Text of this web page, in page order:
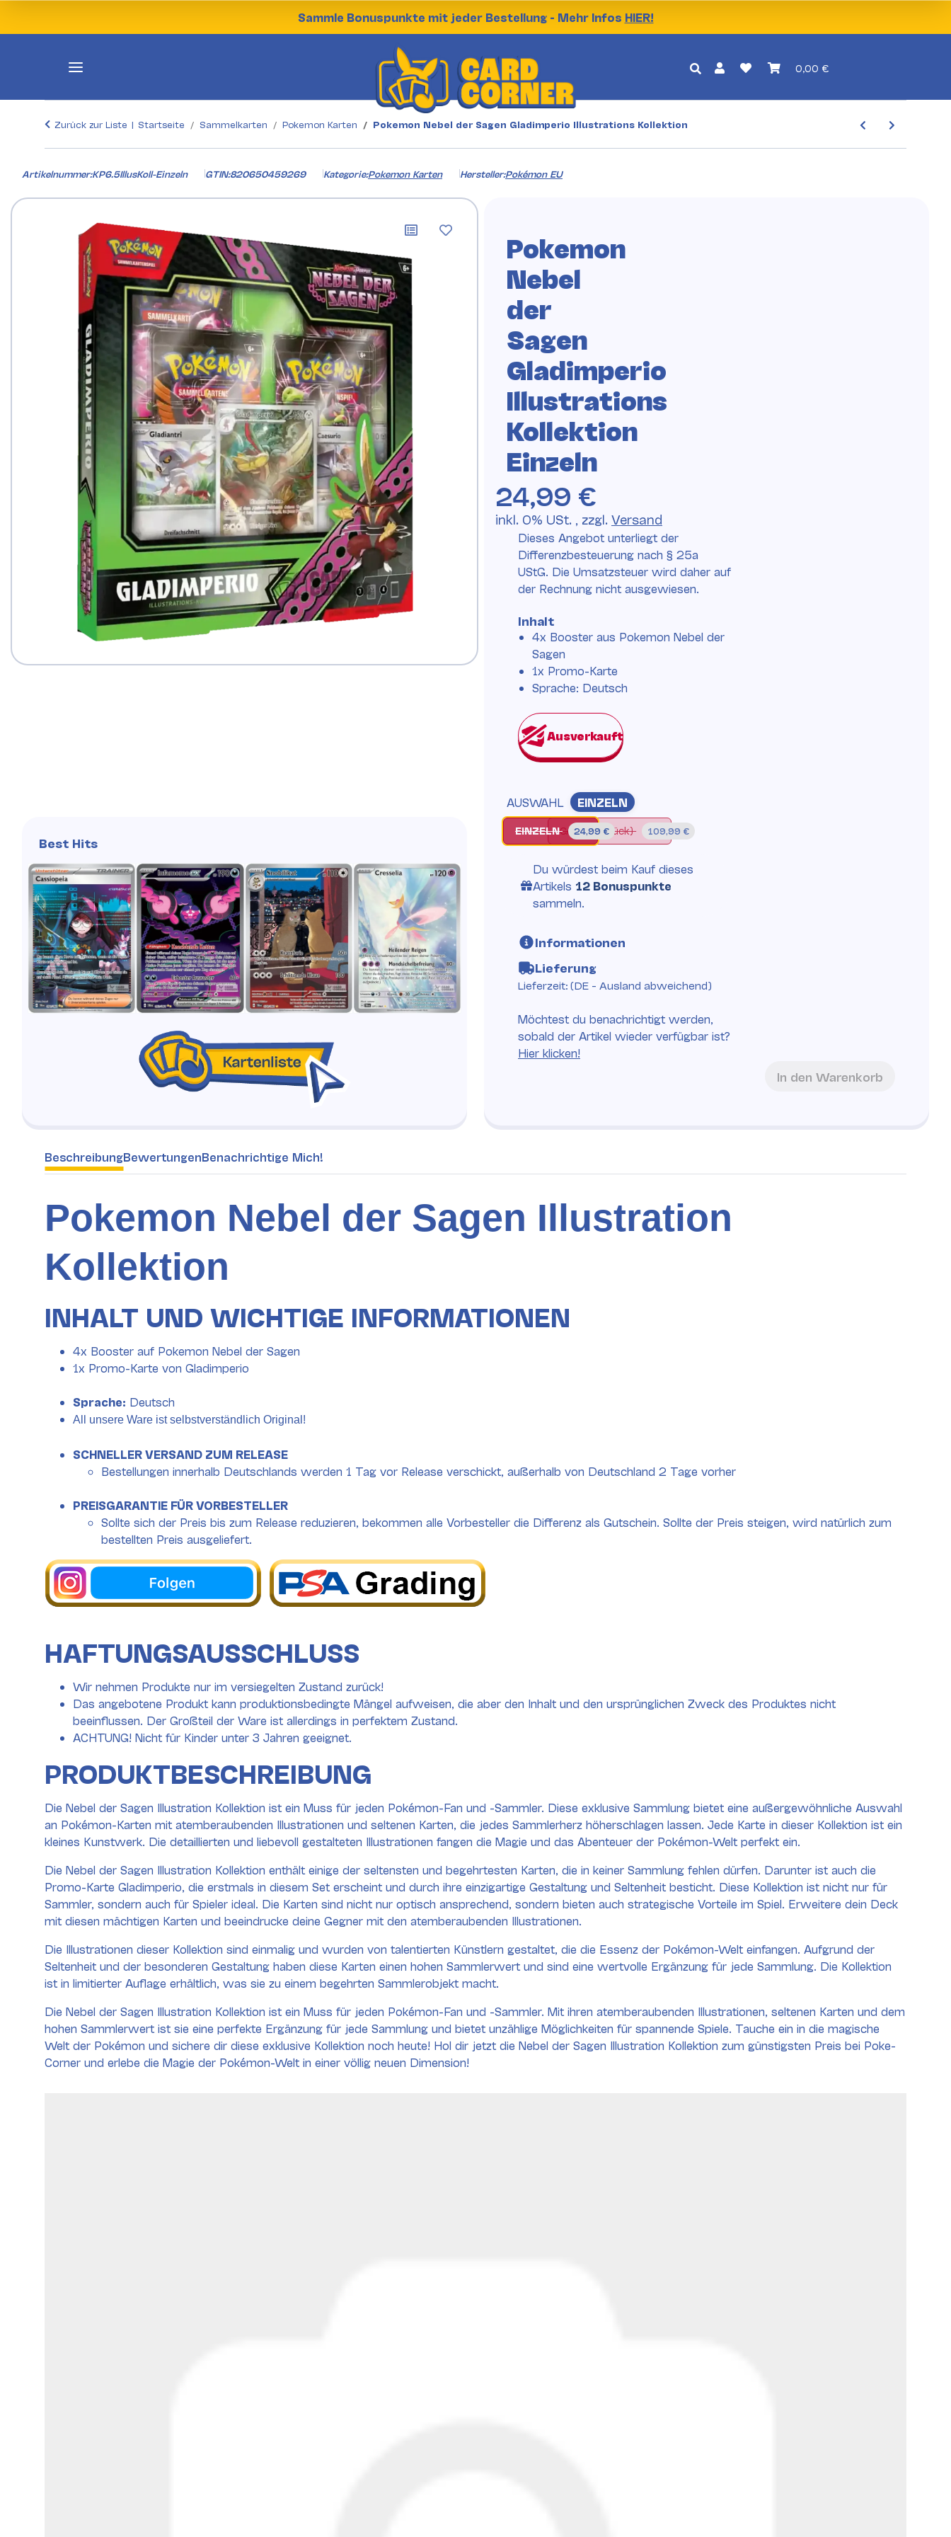
Sammle Bonuspunkte mit jeder Bestellung - Mehr Infos HIER!
0,00 €
Zurück zur Liste Startseite Sammelkarten Pokemon Karten Pokemon Nebel der Sagen Gladimperio Illustrations Kollektion
Artikelnummer:KP6.5IllusKoll-Einzeln GTIN:820650459269 Kategorie:Pokemon Karten Hersteller:Pokémon EU
Best Hits
Pokemon
Nebel
der
Sagen
Gladimperio
Illustrations
Kollektion
Einzeln
24,99 €
inkl. 0% USt. , zzgl. Versand
Inhalt
4x Booster aus Pokemon Nebel der
Sagen
1x Promo-Karte
Sprache: Deutsch
Möchtest du benachrichtigt werden,
sobald der Artikel wieder verfügbar ist?
Hier klicken!
In den Warenkorb
Informationen
Lieferung
Lieferzeit: (DE - Ausland abweichend)
AUSWAHL EINZELN
EINZELNEINZELN
24,99 €
CASE (6 Stück)CASE (6 Stück)
109,99 €
Du würdest beim Kauf dieses
Artikels 12 Bonuspunkte
sammeln.
Dieses Angebot unterliegt der
Differenzbesteuerung nach § 25a
UStG. Die Umsatzsteuer wird daher auf
der Rechnung nicht ausgewiesen.
weitere Registerkarten anzeigen
BeschreibungBewertungenBenachrichtige Mich!
Pokemon Nebel der Sagen Illustration
Kollektion
INHALT UND WICHTIGE INFORMATIONEN
4x Booster auf Pokemon Nebel der Sagen
1x Promo-Karte von Gladimperio
Sprache: Deutsch
All unsere Ware ist selbstverständlich Original!
SCHNELLER VERSAND ZUM RELEASE
Bestellungen innerhalb Deutschlands werden 1 Tag vor Release verschickt, außerhalb von Deutschland 2 Tage vorher
PREISGARANTIE FÜR VORBESTELLER
Sollte sich der Preis bis zum Release reduzieren, bekommen alle Vorbesteller die Differenz als Gutschein. Sollte der Preis steigen, wird natürlich zum
bestellten Preis ausgeliefert.
HAFTUNGSAUSSCHLUSS
Wir nehmen Produkte nur im versiegelten Zustand zurück!
Das angebotene Produkt kann produktionsbedingte Mängel aufweisen, die aber den Inhalt und den ursprünglichen Zweck des Produktes nicht
beeinflussen. Der Großteil der Ware ist allerdings in perfektem Zustand.
ACHTUNG! Nicht für Kinder unter 3 Jahren geeignet.
PRODUKTBESCHREIBUNG
Die Nebel der Sagen Illustration Kollektion ist ein Muss für jeden Pokémon-Fan und -Sammler. Diese exklusive Sammlung bietet eine außergewöhnliche Auswahl
an Pokémon-Karten mit atemberaubenden Illustrationen und seltenen Karten, die jedes Sammlerherz höherschlagen lassen. Jede Karte in dieser Kollektion ist ein
kleines Kunstwerk. Die detaillierten und liebevoll gestalteten Illustrationen fangen die Magie und das Abenteuer der Pokémon-Welt perfekt ein.
Die Nebel der Sagen Illustration Kollektion enthält einige der seltensten und begehrtesten Karten, die in keiner Sammlung fehlen dürfen. Darunter ist auch die
Promo-Karte Gladimperio, die erstmals in diesem Set erscheint und durch ihre einzigartige Gestaltung und Seltenheit besticht. Diese Kollektion ist nicht nur für
Sammler, sondern auch für Spieler ideal. Die Karten sind nicht nur optisch ansprechend, sondern bieten auch strategische Vorteile im Spiel. Erweitere dein Deck
mit diesen mächtigen Karten und beeindrucke deine Gegner mit den atemberaubenden Illustrationen.
Die Illustrationen dieser Kollektion sind einmalig und wurden von talentierten Künstlern gestaltet, die die Essenz der Pokémon-Welt einfangen. Aufgrund der
Seltenheit und der besonderen Gestaltung haben diese Karten einen hohen Sammlerwert und sind eine wertvolle Ergänzung für jede Sammlung. Die Kollektion
ist in limitierter Auflage erhältlich, was sie zu einem begehrten Sammlerobjekt macht.
Die Nebel der Sagen Illustration Kollektion ist ein Muss für jeden Pokémon-Fan und -Sammler. Mit ihren atemberaubenden Illustrationen, seltenen Karten und dem
hohen Sammlerwert ist sie eine perfekte Ergänzung für jede Sammlung und bietet unzählige Möglichkeiten für spannende Spiele. Tauche ein in die magische
Welt der Pokémon und sichere dir diese exklusive Kollektion noch heute! Hol dir jetzt die Nebel der Sagen Illustration Kollektion zum günstigsten Preis bei Poke-
Corner und erlebe die Magie der Pokémon-Welt in einer völlig neuen Dimension!